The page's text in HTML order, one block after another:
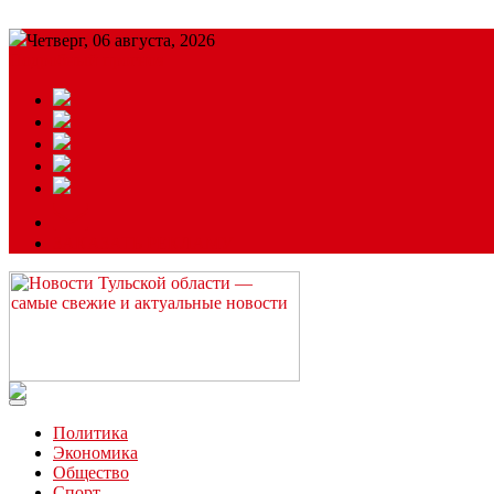
Четверг, 06 августа, 2026
Читайте последние новости дня в Тульской области на сайте
Политика
Экономика
Общество